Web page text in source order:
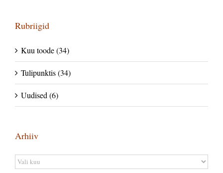
Rubriigid
Kuu toode (34)
Tulipunktis (34)
Uudised (6)
Arhiiv
Arhiiv